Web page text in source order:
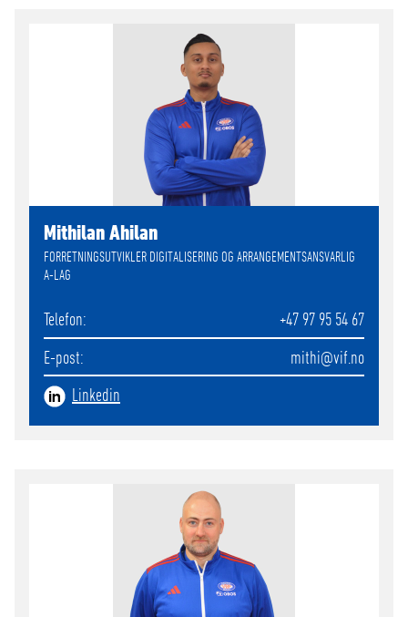
Mithilan Ahilan
FORRETNINGSUTVIKLER DIGITALISERING OG ARRANGEMENTSANSVARLIG
A-LAG
Telefon
+47 97 95 54 67
E-post
mithi@vif.no
Linkedin